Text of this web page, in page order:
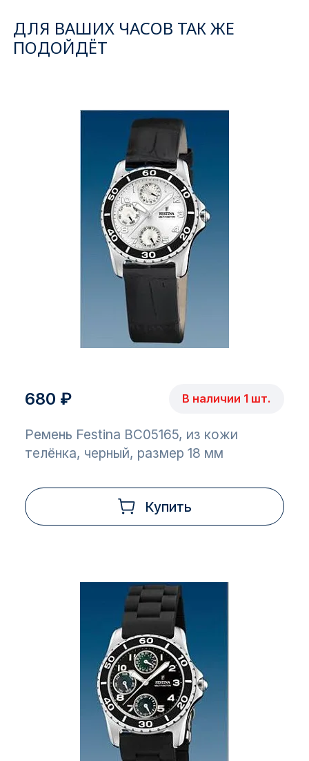
ДЛЯ ВАШИХ ЧАСОВ ТАК ЖЕ
ПОДОЙДЁТ
680 ₽ В наличии 1 шт.
Ремень Festina BC05165, из кожи
телёнка, черный, размер 18 мм
Купить